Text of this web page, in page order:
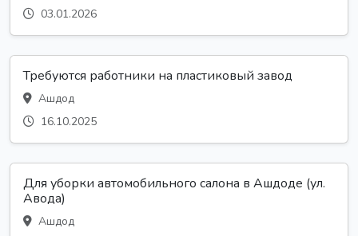
03.01.2026
Требуются работники на пластиковый завод
Ашдод
16.10.2025
Для уборки автомобильного салона в Ашдоде (ул.
Авода)
Ашдод